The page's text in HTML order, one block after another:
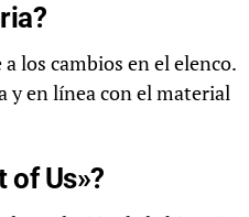
los cambios en el elenco.
y en línea con el material
of Us»?